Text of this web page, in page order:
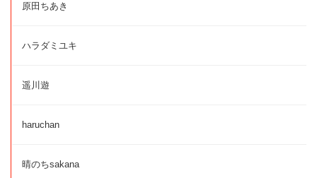
原田ちあき
ハラダミユキ
遥川遊
haruchan
晴のちsakana